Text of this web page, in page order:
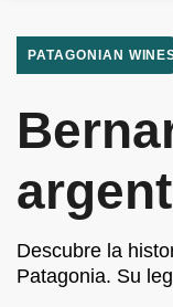
PATAGONIAN
Descubre la
Patagonia. Su